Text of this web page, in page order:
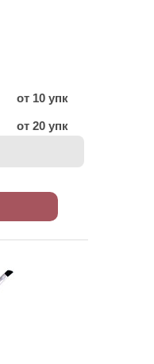
от 10 упк
от 20 упк